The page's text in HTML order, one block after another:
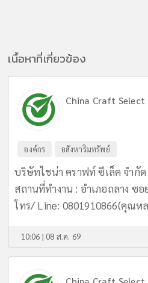
เนื้อหาที่เกี่ยวข้อง
China Craft Select
องค์กร อสังหาริมทรัพย์
บริษัทไชน่า คราฟท์ ซีเล็ค จำกัด
สถานที่ทำงาน : อำเภอถลาง ซอ
โทร/ Line: 0801910866(คุณห
10:06 | 08 ส.ค. 69